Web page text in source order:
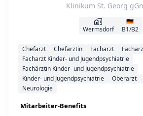
Klinikum St. Georg
Wermsdorf
🇩🇪
B1/B2
Chefarzt Chefärztin Facharzt
Facharzt Kinder- und Jugendpsychiatrie
Fachärztin Kinder- und Jugendpsychiatrie
Kinder- und Jugendpsychiatrie
Oberarzt
Neurologie
Mitarbeiter-Benefits